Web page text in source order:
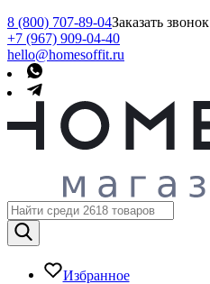
8 (800) 707-89-04Заказать звонок
+7 (967) 909-04-40
hello@homesoffit.ru
Избранное